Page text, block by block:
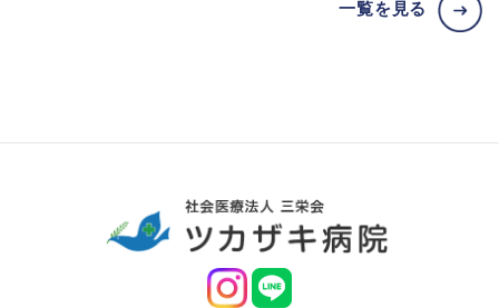
一覧を見る